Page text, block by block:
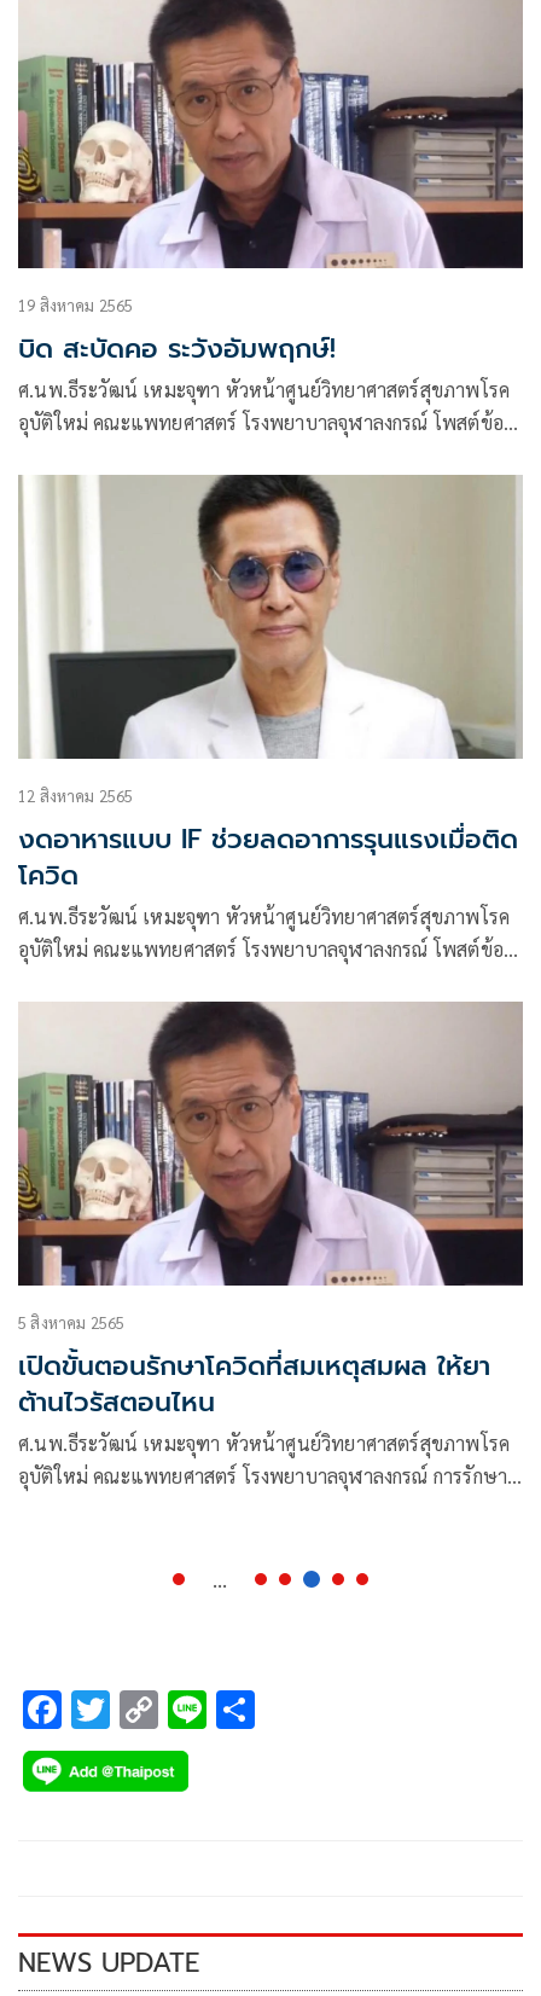
19 สิงหาคม 2565
บิด สะบัดคอ ระวังอัมพฤกษ์!
ศ.นพ.ธีระวัฒน์ เหมะจุฑา หัวหน้าศูนย์วิทยาศาสตร์สุขภาพโรค
อุบัติใหม่ คณะแพทยศาสตร์ โรงพยาบาลจุฬาลงกรณ์ โพสต์ข้อ
12 สิงหาคม 2565
งดอาหารแบบ IF ช่วยลดอาการรุนแรงเมื่อติด
โควิด
ศ.นพ.ธีระวัฒน์ เหมะจุฑา หัวหน้าศูนย์วิทยาศาสตร์สุขภาพโรค
อุบัติใหม่ คณะแพทยศาสตร์ โรงพยาบาลจุฬาลงกรณ์ โพสต์ข้อ
5 สิงหาคม 2565
เปิดขั้นตอนรักษาโควิดที่สมเหตุสมผล ให้ยา
ต้านไวรัสตอนไหน
ศ.นพ.ธีระวัฒน์ เหมะจุฑา หัวหน้าศูนย์วิทยาศาสตร์สุขภาพโรค
อุบัติใหม่ คณะแพทยศาสตร์ โรงพยาบาลจุฬาลงกรณ์ การรักษา
...
F
ac
e
k
T
wi
tt
C
o
p
k
Li
NEWS UPDATE